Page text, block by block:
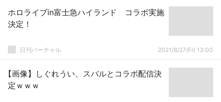
ホロライブin富士急ハイランド コラボ実施
決定！
日刊バーチャル 2021/8/27(Fr) 13:00
【画像】しぐれうい、スバルとコラボ配信決
定ｗｗｗ